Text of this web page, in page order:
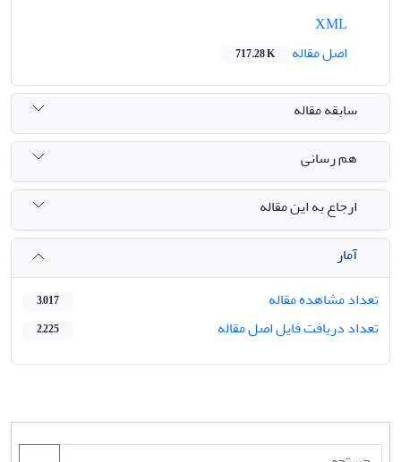
اصل مقاله
717.28 K
سابقه مقاله
هم رسانی
ارجاع به این مقاله
آمار
تعداد مشاهده مقاله
3,017
تعداد دریافت فایل اصل مقاله 2,225